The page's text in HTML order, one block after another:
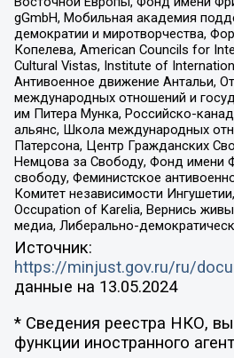
gGmbH, Мобильная академия
демократии и миротворчества,
Копелева, American Councils for
Cultural Vistas, Institute of
Антивоенное движение Антальи,
международных отношений и
им Питера Мунка, Российско-
альянс, Школа международных
Патерсона, Центр Гражданских
Немцова за Свободу, Фонд имени
свободу, Феминистское
Комитет независимости
Occupation of Karelia, Вернись
медиа, Либерально-
Источник:
https://minjust.gov.ru/ru/
данные на 13.05.2024
* Сведения реестра НКО,
функции иностранного